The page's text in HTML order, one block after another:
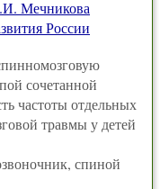
Мечникова
России
сочетанной
частоты отдельных
травмы у детей
спиной